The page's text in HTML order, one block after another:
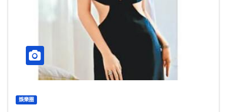
娛樂圈